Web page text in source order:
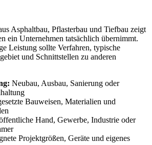
Asphaltbau, Pflasterbau und Tiefbau zeigt
ein Unternehmen tatsächlich übernimmt.
Leistung sollte Verfahren, typische
und Schnittstellen zu anderen
Neubau, Ausbau, Sanierung oder
Bauweisen, Materialien und
Hand, Gewerbe, Industrie oder
Projektgrößen, Geräte und eigenes